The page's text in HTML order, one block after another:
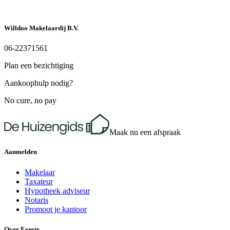
Willdoo Makelaardij B.V.
06-22371561
Plan een bezichtiging
Aankoophulp nodig?
No cure, no pay
Maak nu een afspraak
Aanmelden
Makelaar
Taxateur
Hypotheek adviseur
Notaris
Promoot je kantoor